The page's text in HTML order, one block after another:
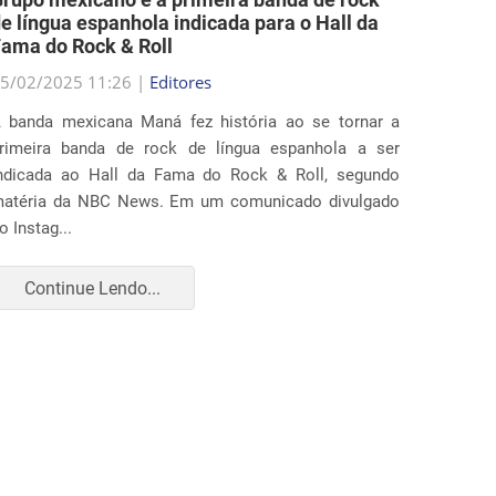
língua espanhola indicada para o Hall da
do Rock & Roll
02/2025 11:26 | Editores
banda mexicana Maná fez história ao se tornar a
banda de rock de língua espanhola a ser
ao Hall da Fama do Rock & Roll, segundo
da NBC News. Em um comunicado divulgado
Instag...
Continue Lendo...